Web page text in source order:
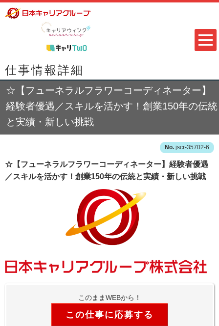
仕事情報詳細
☆【フューネラルフラワーコーディネーター】
経験者優遇／スキルを活かす！創業150年の伝統
と実績・新しい挑戦
jscr-35702-6
☆【フューネラルフラワーコーディネーター】経験者優遇
／スキルを活かす！創業150年の伝統と実績・新しい挑戦
このままWEBから！
この仕事に応募する